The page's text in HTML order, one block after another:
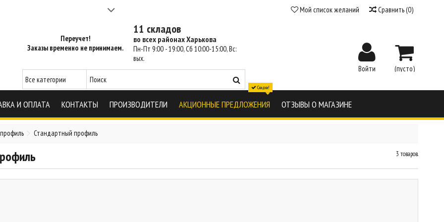
3 часа - SM Харьков Сравнить(0)
Мой список желаний
Переучет!
Заказы временно не принимаем.
11 складов
во всех районах Харькова
Пн-Пт 9:00 - 19:00, Сб 10:00-15:00, Вс:
вых.
(пусто)
Войти
И ОПЛАТА КОНТАКТЫ ПРОИЗВОДИТЕЛИ АКЦИОННЫЕ ПРЕДЛОЖЕНИЯ
Скидки!
ОТЗЫВЫ О МАГАЗИНЕ
Стандартный профиль
3 товаров.